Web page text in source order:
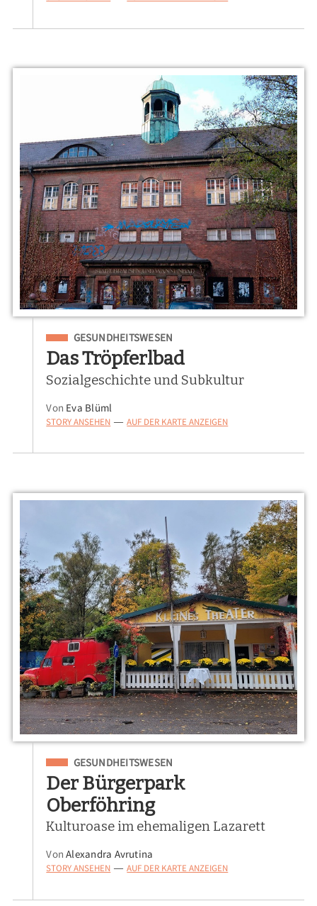
Eingeordnet unter
GESUNDHEITSWESEN
Das Tröpferlbad
Sozialgeschichte und Subkultur
Von Eva Blüml
STORY ANSEHEN — AUF DER KARTE ANZEIGEN
Eingeordnet unter
GESUNDHEITSWESEN
Der Bürgerpark
Oberföhring
Kulturoase im ehemaligen Lazarett
VonAlexandra Avrutina
STORY ANSEHEN — AUF DER KARTE ANZEIGEN